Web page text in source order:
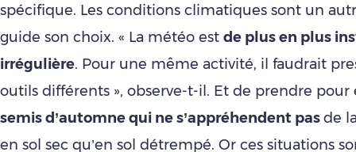
spécifique. Les conditions climatiques sont un
guide son choix. « La météo est de plus en plus
irrégulière. Pour une même activité, il faudrait
outils différents », observe-t-il. Et de prendre pour
semis d’automne qui ne s’appréhendent pasde
en sol sec qu’en sol détrempé. Or ces situations